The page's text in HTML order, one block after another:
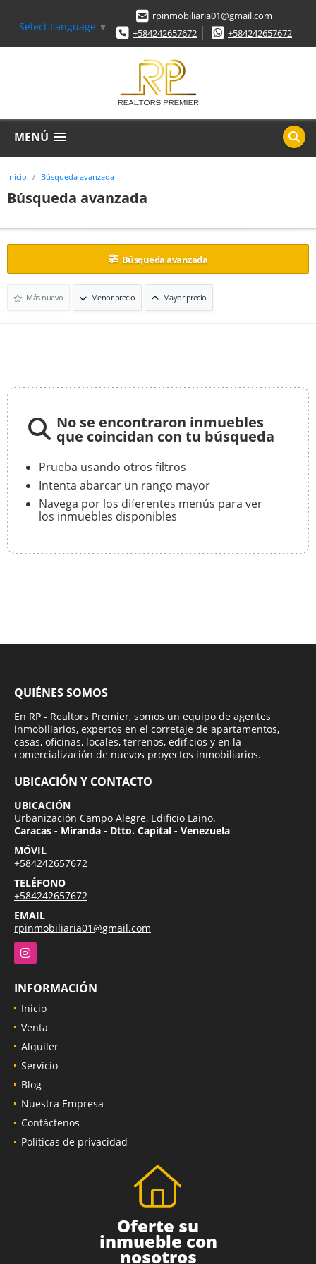
Select Language ▼
rpinmobiliaria01@gmail.com
+584242657672
+584242657672
MENÚ
Inicio Búsqueda avanzada
Búsqueda avanzada
Búsqueda avanzada
Más nuevo Menor precio Mayor precio
No se encontraron inmuebles
que coincidan con tu búsqueda
Prueba usando otros filtros
Intenta abarcar un rango mayor
Navega por los diferentes menús para ver
los inmuebles disponibles
QUIÉNES SOMOS
En RP - Realtors Premier, somos un equipo de agentes
inmobiliarios, expertos en el corretaje de apartamentos,
casas, oficinas, locales, terrenos, edificios y en la
comercialización de nuevos proyectos inmobiliarios.
UBICACIÓN Y CONTACTO
UBICACIÓN
Urbanización Campo Alegre, Edificio Laino.
Caracas - Miranda - Dtto. Capital - Venezuela
MÓVIL
+584242657672
TELÉFONO
+584242657672
EMAIL
rpinmobiliaria01@gmail.com
Instagram
INFORMACIÓN
Inicio
Venta
Alquiler
Servicio
Blog
Nuestra Empresa
Contáctenos
Políticas de privacidad
Oferte su
inmueble con
nosotros